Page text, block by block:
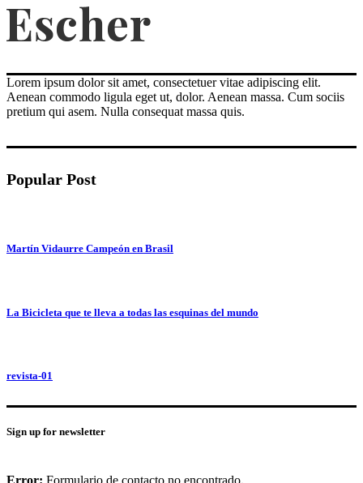
Lorem ipsum dolor sit amet, consectetuer vitae adipiscing elit.
Aenean commodo ligula eget ut, dolor. Aenean massa. Cum sociis
pretium qui asem. Nulla consequat massa quis.
Popular Post
Martín Vidaurre Campeón en Brasil
La Bicicleta que te lleva a todas las esquinas del mundo
revista-01
Sign up for newsletter